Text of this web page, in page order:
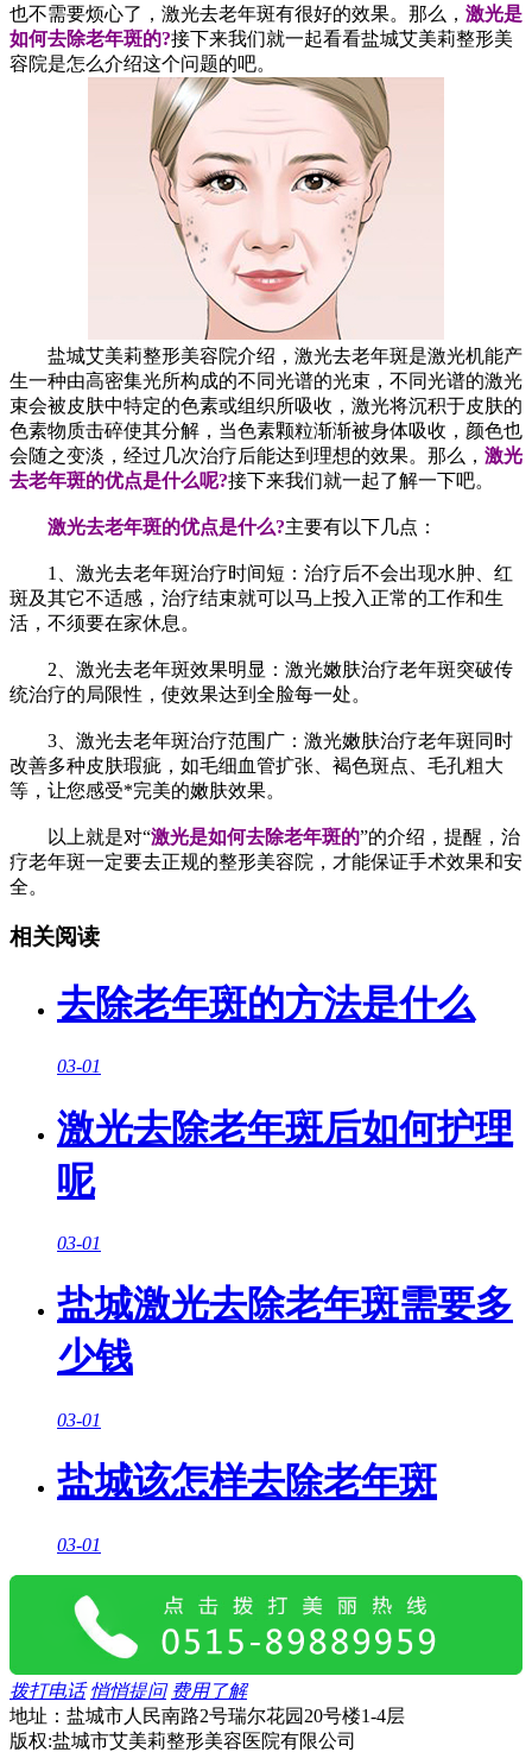
也不需要烦心了，激光去老年斑有很好的效果。那么， 激光是
如何去除老年斑的?接下来我们就一起看看盐城艾美莉整形美
容院是怎么介绍这个问题的吧。
盐城艾美莉整形美容院介绍，激光去老年斑是激光机能产
生一种由高密集光所构成的不同光谱的光束，不同光谱的激光
束会被皮肤中特定的色素或组织所吸收，激光将沉积于皮肤的
色素物质击碎使其分解，当色素颗粒渐渐被身体吸收，颜色也
会随之变淡，经过几次治疗后能达到理想的效果。那么， 激光
去老年斑的优点是什么呢?接下来我们就一起了解一下吧。
激光去老年斑的优点是什么?主要有以下几点：
1、激光去老年斑治疗时间短：治疗后不会出现水肿、红
斑及其它不适感，治疗结束就可以马上投入正常的工作和生
活，不须要在家休息。
2、激光去老年斑效果明显：激光嫩肤治疗老年斑突破传
统治疗的局限性，使效果达到全脸每一处。
3、激光去老年斑治疗范围广：激光嫩肤治疗老年斑同时
改善多种皮肤瑕疵，如毛细血管扩张、褐色斑点、毛孔粗大
等，让您感受*完美的嫩肤效果。
以上就是对“激光是如何去除老年斑的”的介绍，提醒，治
疗老年斑一定要去正规的整形美容院，才能保证手术效果和安
全。
相关阅读
去除老年斑的方法是什么
03-01
激光去除老年斑后如何护理
呢
03-01
盐城激光去除老年斑需要多
少钱
03-01
盐城该怎样去除老年斑
03-01
拨打电话 悄悄提问 费用了解
地址：盐城市人民南路2号瑞尔花园20号楼1-4层
版权:盐城市艾美莉整形美容医院有限公司